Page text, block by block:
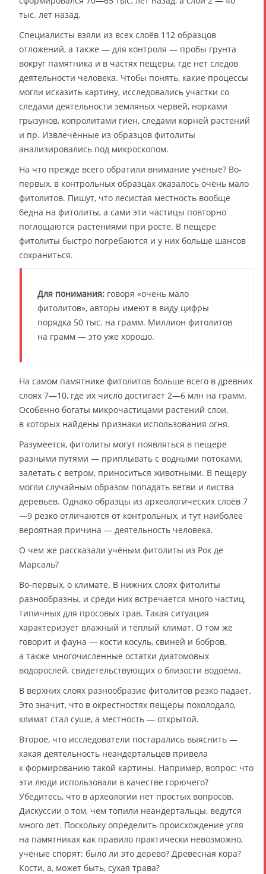
тыс. лет назад.
Специалисты взяли из всех слоёв 112 образцов
отложений, а также — для контроля — пробы грунта
вокруг памятника и в частях пещеры, где нет следов
деятельности человека. Чтобы понять, какие процессы
могли исказить картину, исследовались участки со
следами деятельности земляных червей, норками
грызунов, копролитами гиен, следами корней растений
и пр. Извлечённые из образцов фитолиты
анализировались под микроскопом.
На что прежде всего обратили внимание учёные? Во-
первых, в контрольных образцах оказалось очень мало
фитолитов. Пишут, что лесистая местность вообще
бедна на фитолиты, а сами эти частицы повторно
поглощаются растениями при росте. В пещере
фитолиты быстро погребаются и у них больше шансов
сохраниться.
Для понимания: говоря «очень мало
фитолитов», авторы имеют в виду цифры
порядка 50 тыс. на грамм. Миллион фитолитов
на грамм — это уже хорошо.
На самом памятнике фитолитов больше всего в древних
слоях 7—10, где их число достигает 2—6 млн на грамм.
Особенно богаты микрочастицами растений слои,
в которых найдены признаки использования огня.
Разумеется, фитолиты могут появляться в пещере
разными путями — приплывать с водными потоками,
залетать с ветром, приноситься животными. В пещеру
могли случайным образом попадать ветви и листва
деревьев. Однако образцы из археологических слоёв 7
—9 резко отличаются от контрольных, и тут наиболее
вероятная причина — деятельность человека.
О чем же рассказали учёным фитолиты из Рок де
Марсаль?
Во-первых, о климате. В нижних слоях фитолиты
разнообразны, и среди них встречается много частиц,
типичных для просовых трав. Такая ситуация
характеризует влажный и тёплый климат. О том же
говорит и фауна — кости косуль, свиней и бобров,
а также многочисленные остатки диатомовых
водорослей, свидетельствующих о близости водоёма.
В верхних слоях разнообразие фитолитов резко падает.
Это значит, что в окрестностях пещеры похолодало,
климат стал суше, а местность — открытой.
Второе, что исследователи постарались выяснить —
какая деятельность неандертальцев привела
к формированию такой картины. Например, вопрос: что
эти люди использовали в качестве горючего?
Убедитесь, что в археологии нет простых вопросов.
Дискуссии о том, чем топили неандертальцы, ведутся
много лет. Поскольку определить происхождение угля
на памятниках как правило практически невозможно,
учёные спорят: было ли это дерево? Древесная кора?
Кости, а, может быть, сухая трава?